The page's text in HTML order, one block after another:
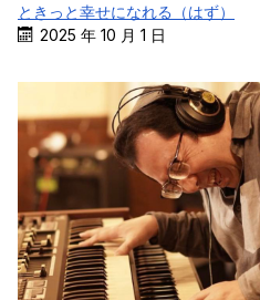
ときっと幸せになれる（はず）
2025 年 10 月 1 日